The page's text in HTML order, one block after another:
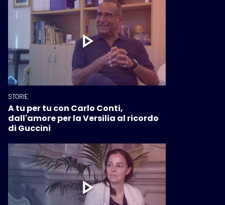
STORIE
A tu per tu con Carlo Conti,
dall'amore per la Versilia al ricordo
di Guccini